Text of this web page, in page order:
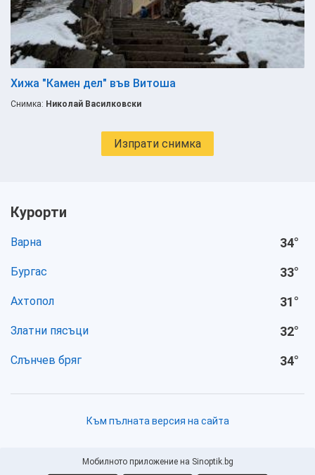
Хижа "Камен дел" във Витоша
Снимка: Николай Василковски
Изпрати снимка
Курорти
Варна 34°
Бургас 33°
Ахтопол 31°
Златни пясъци 32°
Слънчев бряг 34°
Към пълната версия на сайта
Мобилното приложение на Sinoptik.bg